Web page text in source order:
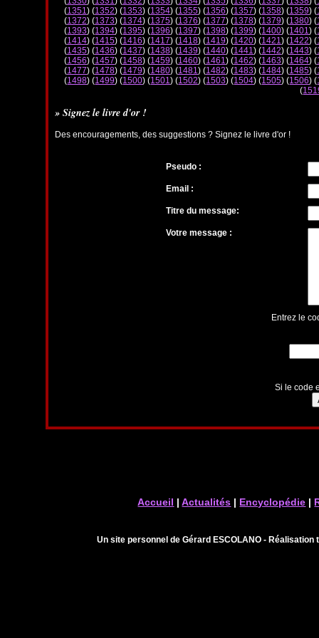
(1351) (1352) (1353) (1354) (1355) (1356) (1357) (1358) (1359) (
(1372) (1373) (1374) (1375) (1376) (1377) (1378) (1379) (1380) (
(1393) (1394) (1395) (1396) (1397) (1398) (1399) (1400) (1401) (
(1414) (1415) (1416) (1417) (1418) (1419) (1420) (1421) (1422) (
(1435) (1436) (1437) (1438) (1439) (1440) (1441) (1442) (1443) (
(1456) (1457) (1458) (1459) (1460) (1461) (1462) (1463) (1464) (
(1477) (1478) (1479) (1480) (1481) (1482) (1483) (1484) (1485) (
(1498) (1499) (1500) (1501) (1502) (1503) (1504) (1505) (1506) (
(
» Signez le livre d'or !
Des encouragements, des suggestions ? Signez le livre d'or !
Pseudo :
Email :
Titre du message:
Votre message :
Entrez le
Si le code
Accueil |Actualités | Encyclopédie |
Un site personnel de Gérard ESCOLANO -